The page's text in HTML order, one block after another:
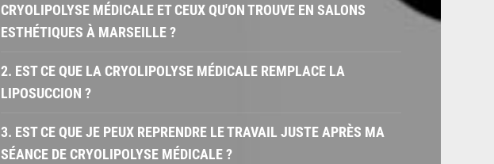
CRYOLIPOLYSE MÉDICALE ET CEUX QU'ON TROUVE EN SALONS
ESTHÉTIQUES À MARSEILLE ?
2. EST CE QUE LA CRYOLIPOLYSE MÉDICALE REMPLACE LA
LIPOSUCCION ?
3. EST CE QUE JE PEUX REPRENDRE LE TRAVAIL JUSTE APRÈS MA
SÉANCE DE CRYOLIPOLYSE MÉDICALE ?